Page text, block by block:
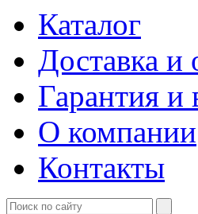
Каталог
Доставка и
Гарантия и
О компании
Контакты